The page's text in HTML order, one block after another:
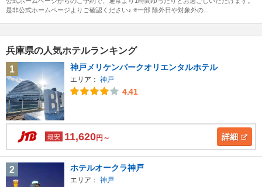
是非公式ホームページよりご確認ください♪ ※一部 除外日や対象外の...
兵庫県の人気ホテルランキング
1
神戸メリケンパークオリエンタルホテル
エリア： 神戸
4.41
最安 11,620円～ 詳細
2 ホテルオークラ神戸
エリア： 神戸